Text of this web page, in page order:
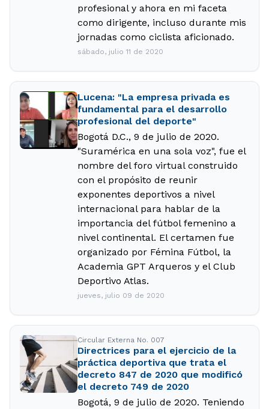
profesional y ahora en mi faceta
como dirigente, incluso durante mis
jornadas como ciclista aficionado.
sábado, julio 11 de 2020
Lucena: "La empresa privada es
fundamental para el desarrollo
profesional del deporte"
Bogotá D.C., 9 de julio de 2020.
"Suramérica en una sola voz", fue el
nombre del foro virtual construido
con el propósito de reunir
exponentes deportivos a nivel
internacional para hablar de la
importancia del fútbol femenino a
nivel continental. El certamen fue
organizado por Fémina Fútbol, la
Academia GPT Arqueros y el Club
Deportivo Atlas.
jueves, julio 09 de 2020
Circular Externa No. 007
Directrices para el ejercicio de la
práctica deportiva que trata el
decreto 847 de 2020 que modificó
el decreto 749 de 2020
Bogotá, 9 de julio de 2020. Teniendo